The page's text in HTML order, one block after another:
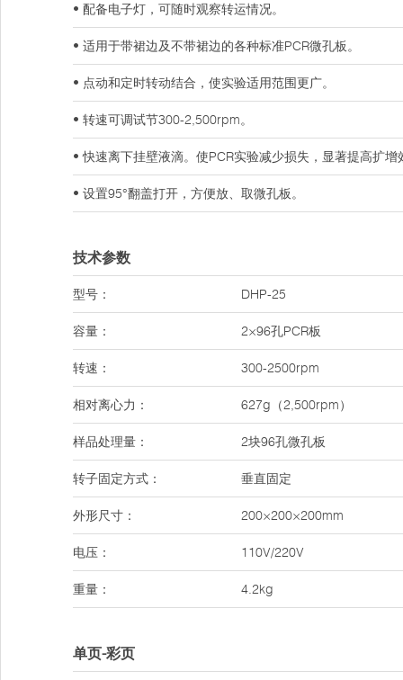
• 配备电子灯，可随时观察转运情况。
• 适用于带裙边及不带裙边的各种标准PCR微孔板。
• 点动和定时转动结合，使实验适用范围更广。
• 转速可调试节300-2,500rpm。
• 快速离下挂壁液滴。使PCR实验减少损失，显著提高扩增
• 设置95°翻盖打开，方便放、取微孔板。
技术参数
型号： DHP-25
容量： 2×96孔PCR板
转速： 300-2500rpm
相对离心力： 627g（2,500rpm）
样品处理量： 2块96孔微孔板
转子固定方式： 垂直固定
外形尺寸： 200×200×200mm
电压： 110V/220V
重量： 4.2kg
单页-彩页